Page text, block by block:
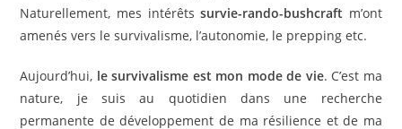
Naturellement, mes intérêtssurvie-rando-bushcraft m’ont
amenés vers le survivalisme, l’autonomie, le prepping etc.
Aujourd’hui, le survivalisme est mon mode de vie. C’est ma
nature, je suis au quotidien dans une recherche
permanente de développement de ma résilience et de ma